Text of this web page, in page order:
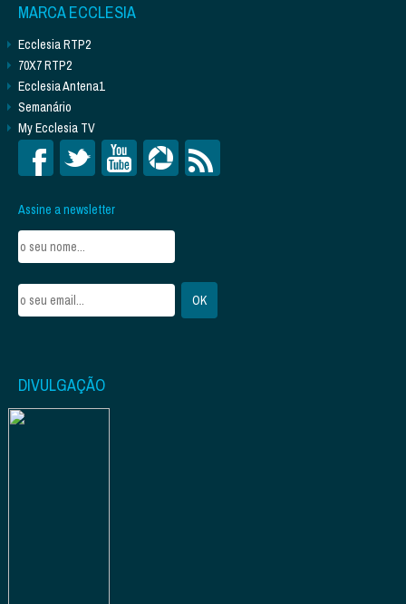
MARCA ECCLESIA
Ecclesia RTP2
70X7 RTP2
Ecclesia Antena1
Semanário
My Ecclesia TV
Assine a newsletter
DIVULGAÇÃO